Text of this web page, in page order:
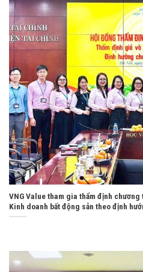
VNG Value tham gia thẩm định
Kinh doanh bất động sản theo định